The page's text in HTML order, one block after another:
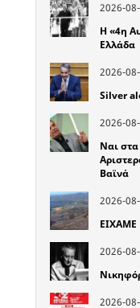
2026-
Η «4η
Ελλάδα
2026-
Silver
2026-
Ναι στα
Βαϊνά
2026-
2026-
2026-